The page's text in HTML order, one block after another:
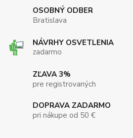
OSOBNÝ ODBER
Bratislava
NÁVRHY OSVETLENIA
zadarmo
ZĽAVA 3%
pre registrovaných
DOPRAVA ZADARMO
pri nákupe od 50 €